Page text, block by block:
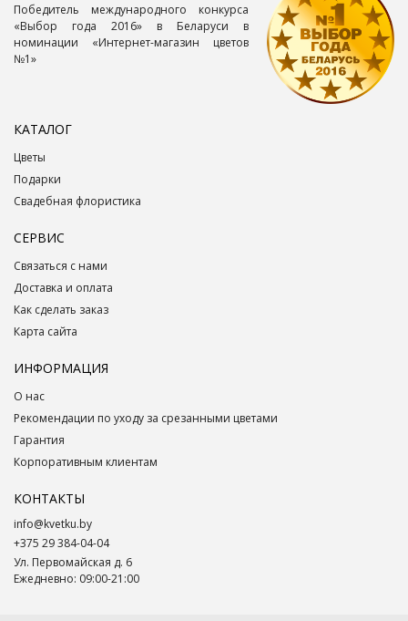
Победитель международного конкурса
«Выбор года 2016» в Беларуси в
номинации «Интернет-магазин цветов
№1»
КАТАЛОГ
Цветы
Подарки
Свадебная флористика
СЕРВИС
Связаться с нами
Доставка и оплата
Как сделать заказ
Карта сайта
ИНФОРМАЦИЯ
О нас
Рекомендации по уходу за срезанными цветами
Гарантия
Корпоративным клиентам
КОНТАКТЫ
info@kvetku.by
+375 29 384-04-04
Ул. Первомайская д. 6
Ежедневно: 09:00-21:00